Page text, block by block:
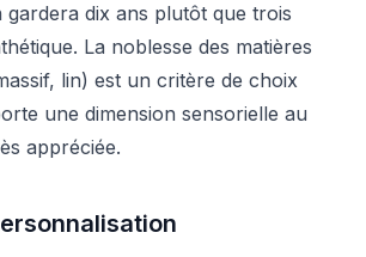
dix ans plutôt que trois
La noblesse des matières
lin) est un critère de choix
une dimension sensorielle au
appréciée.